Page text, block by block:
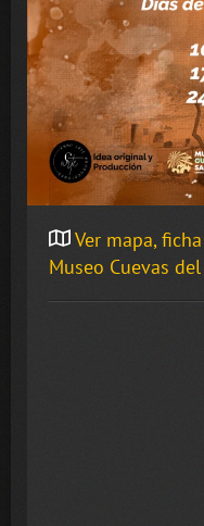
Ver mapa,
Museo Cuevas